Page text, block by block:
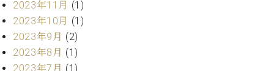
タ
イ
ン
レ
ジ
画
収
録
サ
2023年11月 (1)
2023年10月 (1)
2023年9月 (2)
2023年8月 (1)
2023年7月 (1)